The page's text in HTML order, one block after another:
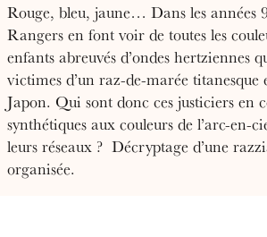
Rouge, bleu, jaune… Dans les années
Rangers en font voir de toutes les
enfants abreuvés d’ondes hertziennes
victimes d’un raz-de-marée titanesque
Japon. Qui sont donc ces justiciers en
synthétiques aux couleurs de l’arc-en-
leurs réseaux ? Décryptage d’une
organisée.